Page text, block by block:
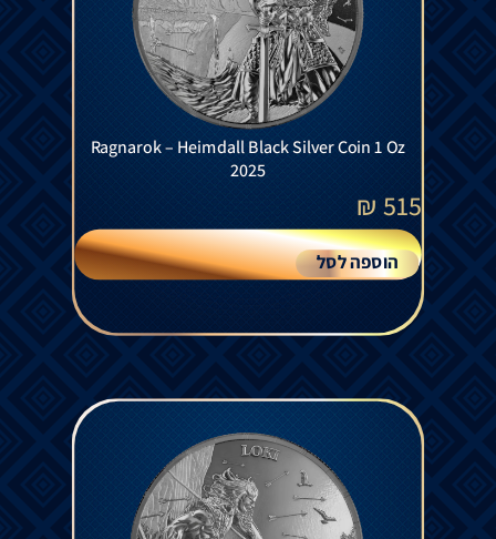
Ragnarok – Heimdall Black Silver Coin 1 Oz
2025
515
₪
הוספה לסל